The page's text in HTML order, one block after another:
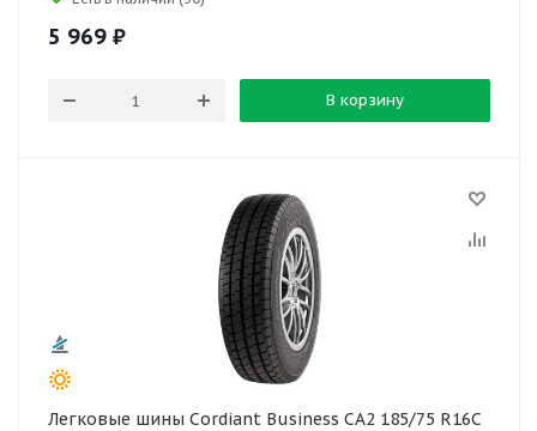
5 969 ₽
В корзину
Легковые шины Cordiant Business CA2 185/75 R16C